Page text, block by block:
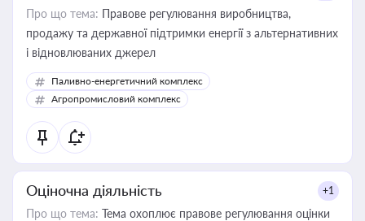
Про що тема: Правове регулювання виробництва,
продажу та державної підтримки енергії з альтернативних
і відновлюваних джерел
Паливно-енергетичний комплекс
Агропромисловий комплекс
Оціночна діяльність +1
Про що тема: Тема охоплює правове регулювання оцінки